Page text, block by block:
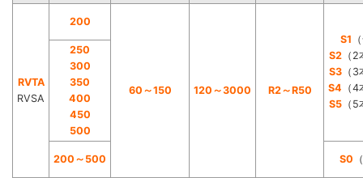
RVTA
RVSA
200
60～150 120～3000 R2～R50
S1
S2（2
S3（3
S4 （
S5（5
250
300
350
400
450
500
200～500 S0